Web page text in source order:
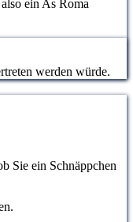
ein As Roma
werden würde.
Sie ein Schnäppchen